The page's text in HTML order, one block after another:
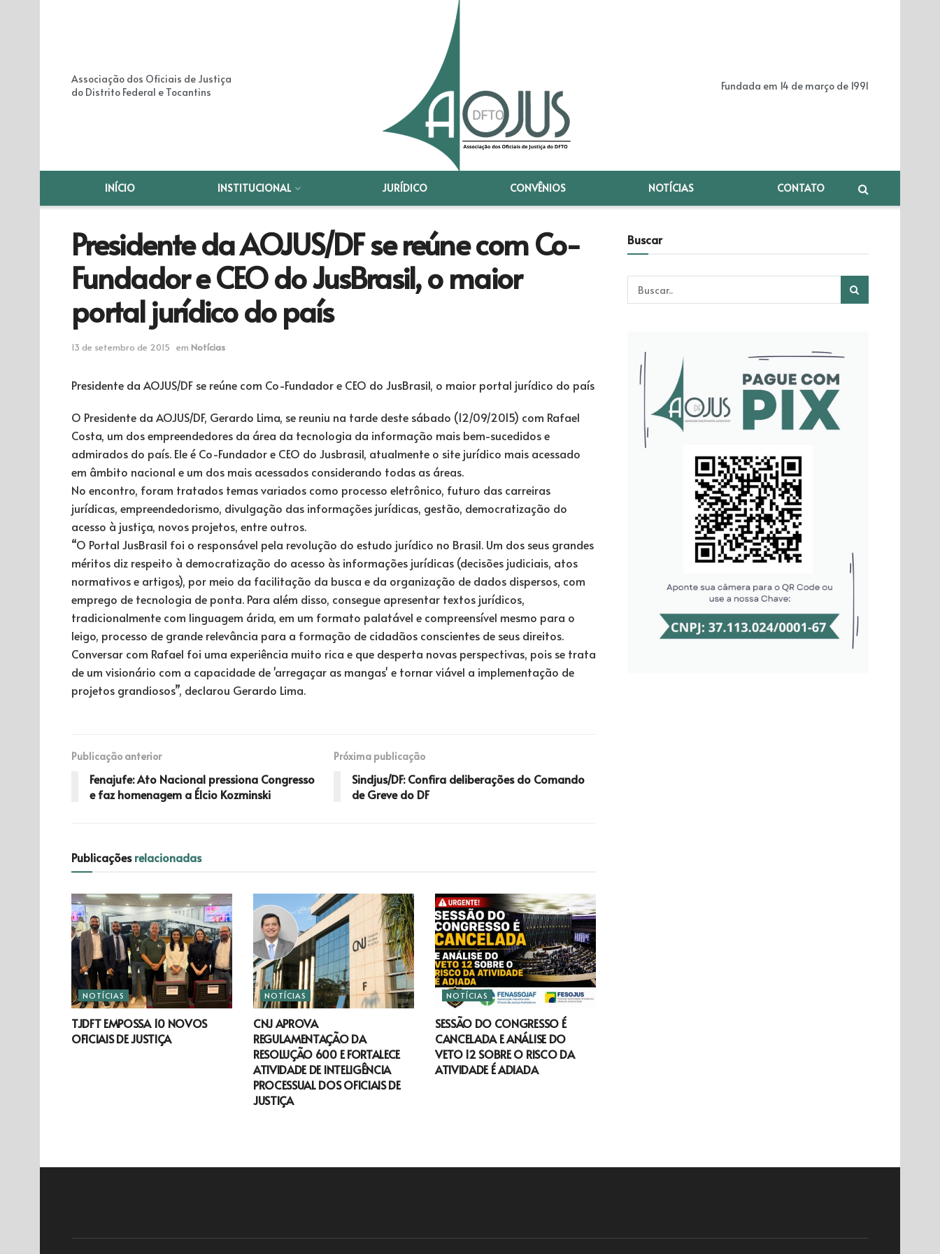
Associação dos Oficiais de Justiça
do Distrito Federal e Tocantins
Fundada em 14 de março de 1991
INÍCIO INSTITUCIONAL JURÍDICO CONVÊNIOS NOTÍCIAS CONTATO
Presidente da AOJUS/DF se reúne com Co-
Fundador e CEO do JusBrasil, o maior
portal jurídico do país
13 de setembro de 2015 em Notícias
Presidente da AOJUS/DF se reúne com Co-Fundador e CEO do JusBrasil, o maior portal jurídico do país
O Presidente da AOJUS/DF, Gerardo Lima, se reuniu na tarde deste sábado (12/09/2015) com Rafael
Costa, um dos empreendedores da área da tecnologia da informação mais bem-sucedidos e
admirados do país. Ele é Co-Fundador e CEO do Jusbrasil, atualmente o site jurídico mais acessado
em âmbito nacional e um dos mais acessados considerando todas as áreas.
No encontro, foram tratados temas variados como processo eletrônico, futuro das carreiras
jurídicas, empreendedorismo, divulgação das informações jurídicas, gestão, democratização do
acesso à justiça, novos projetos, entre outros.
“O Portal JusBrasil foi o responsável pela revolução do estudo jurídico no Brasil. Um dos seus grandes
méritos diz respeito à democratização do acesso às informações jurídicas (decisões judiciais, atos
normativos e artigos), por meio da facilitação da busca e da organização de dados dispersos, com
emprego de tecnologia de ponta. Para além disso, consegue apresentar textos jurídicos,
tradicionalmente com linguagem árida, em um formato palatável e compreensível mesmo para o
leigo, processo de grande relevância para a formação de cidadãos conscientes de seus direitos.
Conversar com Rafael foi uma experiência muito rica e que desperta novas perspectivas, pois se trata
de um visionário com a capacidade de 'arregaçar as mangas' e tornar viável a implementação de
projetos grandiosos”, declarou Gerardo Lima.
Publicação anterior
Fenajufe: Ato Nacional pressiona Congresso
e faz homenagem a Élcio Kozminski
Próxima publicação
Sindjus/DF: Confira deliberações do Comando
de Greve do DF
Publicaçõesrelacionadas
NOTÍCIAS
TJDFT EMPOSSA 10 NOVOS
OFICIAIS DE JUSTIÇA
NOTÍCIAS
CNJ APROVA
REGULAMENTAÇÃO DA
RESOLUÇÃO 600 E FORTALECE
ATIVIDADE DE INTELIGÊNCIA
PROCESSUAL DOS OFICIAIS DE
JUSTIÇA
NOTÍCIAS
SESSÃO DO CONGRESSO É
CANCELADA E ANÁLISE DO
VETO 12 SOBRE O RISCO DA
ATIVIDADE É ADIADA
Buscar